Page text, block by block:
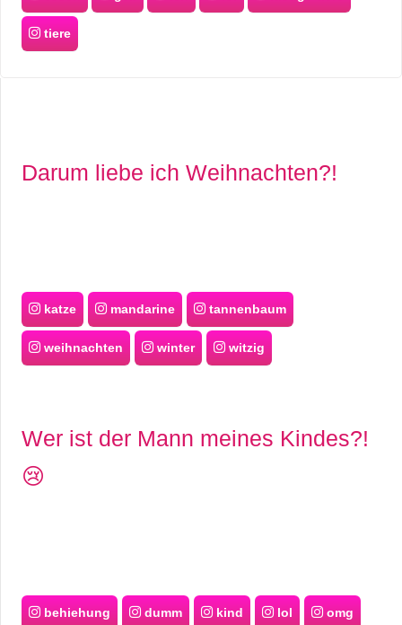
tiere
Darum liebe ich Weihnachten?!
katze mandarine tannenbaum
weihnachten winter witzig
Wer ist der Mann meines Kindes?!
😢
behiehung dumm kind lol omg